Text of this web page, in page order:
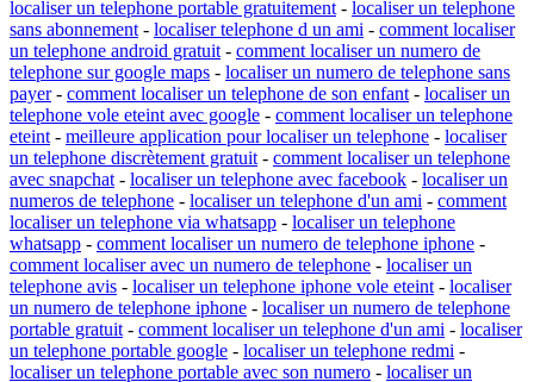
localiser un telephone portable gratuitement - localiser un telephone
sans abonnement - localiser telephone d un ami - comment localiser
un telephone android gratuit - comment localiser un numero de
telephone sur google maps - localiser un numero de telephone sans
payer- comment localiser un telephone de son enfant - localiser un
telephone vole eteint avec google - comment localiser un telephone
eteint - meilleure application pour localiser un telephone - localiser
un telephone discrètement gratuit - comment localiser un telephone
avec snapchat - localiser un telephone avec facebook - localiser un
numeros de telephone - localiser un telephone d'un ami - comment
localiser un telephone via whatsapp - localiser un telephone
whatsapp - comment localiser un numero de telephone iphone -
comment localiser avec un numero de telephone - localiser un
telephone avis - localiser un telephone iphone vole eteint - localiser
un numero de telephone iphone - localiser un numero de telephone
portable gratuit - comment localiser un telephone d'un ami - localiser
un telephone portable google - localiser un telephone redmi -
localiser un telephone portable avec son numero - localiser un